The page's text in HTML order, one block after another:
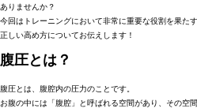
ありませんか？
今回はトレーニングにおいて非常に重要な役割を果た
正しい高め方についてお伝えします！
腹圧とは？
腹圧とは、 腹腔内の圧力のことです。
お腹の中には「腹腔」と呼ばれる空間があり、その空